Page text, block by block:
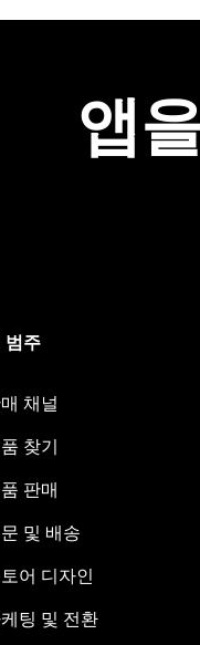
앱
범주
채널
찾기
판매
및 배송
어 디자인
팅 및 전환